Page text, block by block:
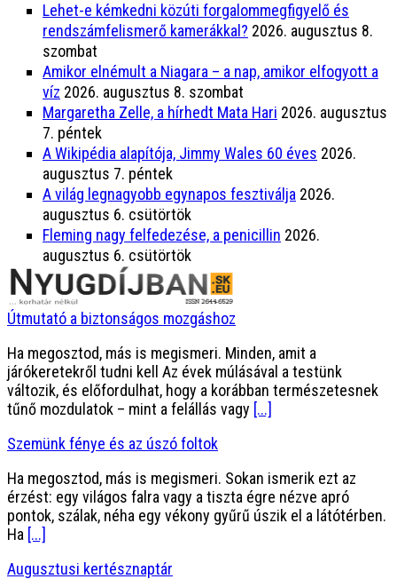
Lehet-e kémkedni közúti forgalommegfigyelő és
rendszámfelismerő kamerákkal? 2026. augusztus 8.
szombat
Amikor elnémult a Niagara – a nap, amikor elfogyott a
víz 2026. augusztus 8. szombat
Margaretha Zelle, a hírhedt Mata Hari 2026. augusztus
7. péntek
A Wikipédia alapítója, Jimmy Wales 60 éves 2026.
augusztus 7. péntek
A világ legnagyobb egynapos fesztiválja 2026.
augusztus 6. csütörtök
Fleming nagy felfedezése, a penicillin 2026.
augusztus 6. csütörtök
Útmutató a biztonságos mozgáshoz
Ha megosztod, más is megismeri. Minden, amit a
járókeretekről tudni kell Az évek múlásával a testünk
változik, és előfordulhat, hogy a korábban természetesnek
tűnő mozdulatok – mint a felállás vagy [...]
Szemünk fénye és az úszó foltok
Ha megosztod, más is megismeri. Sokan ismerik ezt az
érzést: egy világos falra vagy a tiszta égre nézve apró
pontok, szálak, néha egy vékony gyűrű úszik el a látótérben.
Ha [...]
Augusztusi kertésznaptár